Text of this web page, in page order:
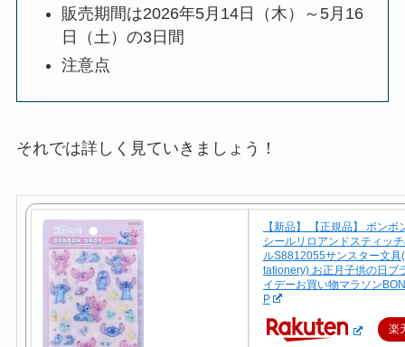
販売期間は2026年5月14日（木）～5月16
日（土）の3日間
注意点
それでは詳しく見ていきましょう！
【新品】 【正規品】 ボンボ
シールリロアンドスティッ
ルS8812055サンスター文具
tationery) お正月子供の日ブ
イデーお買い物マラソン
P
楽